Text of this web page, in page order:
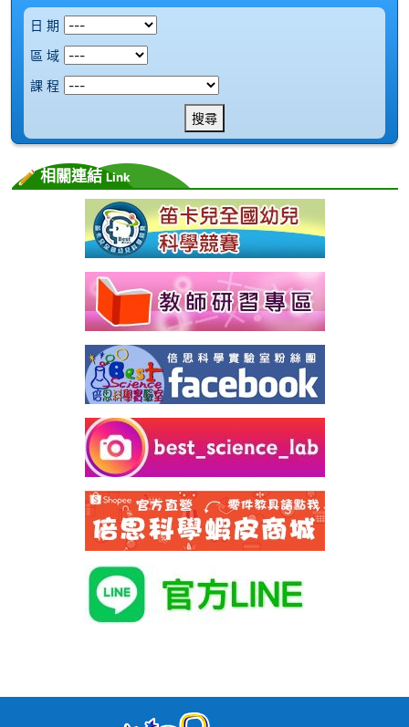
日 期
區 域
課 程
搜尋
相關連結Link